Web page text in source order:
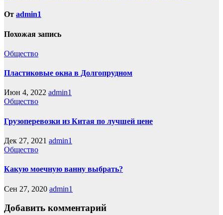
От admin1
Похожая запись
Общество
Пластиковые окна в Долгопрудном
Июн 4, 2022 admin1
Общество
Грузоперевозки из Китая по лучшей цене
Дек 27, 2021 admin1
Общество
Какую моечную ванну выбрать?
Сен 27, 2020 admin1
Добавить комментарий